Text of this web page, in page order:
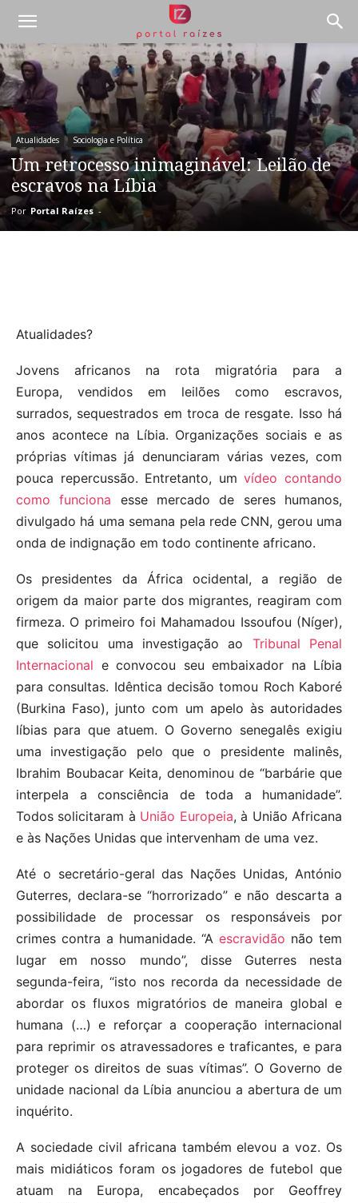
Atualidades Sociologia e Política
Um retrocesso inimaginável: Leilão de
escravos na Líbia
Por Portal Raízes -
Atualidades?
Jovens africanos na rota migratória para a
Europa, vendidos em leilões como escravos,
surrados, sequestrados em troca de resgate. Isso há
anos acontece na Líbia. Organizações sociais e as
próprias vítimas já denunciaram várias vezes, com
pouca repercussão. Entretanto, umvídeo contando
como funciona esse mercado de seres humanos,
divulgado há uma semana pela rede CNN, gerou uma
onda de indignação em todo continente africano.
Os presidentes da África ocidental, a região de
origem da maior parte dos migrantes, reagiram com
firmeza. O primeiro foi Mahamadou Issoufou (Níger),
que solicitou uma investigação ao Tribunal Penal
Internacional e convocou seu embaixador na Líbia
para consultas. Idêntica decisão tomou Roch Kaboré
(Burkina Faso), junto com um apelo às autoridades
líbias para que atuem. O Governo senegalês exigiu
uma investigação pelo que o presidente malinês,
Ibrahim Boubacar Keita, denominou de “barbárie que
interpela a consciência de toda a humanidade”.
Todos solicitaram à União Europeia, à União Africana
e às Nações Unidas que intervenham de uma vez.
Até o secretário-geral das Nações Unidas, António
Guterres, declara-se “horrorizado” e não descarta a
possibilidade de processar os responsáveis por
crimes contra a humanidade. “A escravidão não tem
lugar em nosso mundo”, disse Guterres nesta
segunda-feira, “isto nos recorda da necessidade de
abordar os fluxos migratórios de maneira global e
humana (…) e reforçar a cooperação internacional
para reprimir os atravessadores e traficantes, e para
proteger os direitos de suas vítimas”. O Governo de
unidade nacional da Líbia anunciou a abertura de um
inquérito.
A sociedade civil africana também elevou a voz. Os
mais midiáticos foram os jogadores de futebol que
atuam na Europa, encabeçados por Geoffrey